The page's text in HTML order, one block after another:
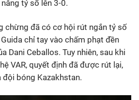
tỷ số lên 3-0.
chừng đã có cơ hội rút ngắn tỷ số
chỉ tay vào chấm phạt đền
Dani Ceballos. Tuy nhiên, sau khi
VAR, quyết định đã được rút lại,
bóng Kazakhstan.